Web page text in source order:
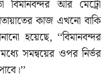
বিমানবন্দর আর মেট্রো
কাজ এখনো বাকি
হয়েছে, ‘‘বিমানবন্দর
সমন্বয়ের ওপর নির্ভর